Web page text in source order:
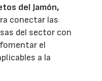
del Jamón,
conectar las
del sector con
el
a la